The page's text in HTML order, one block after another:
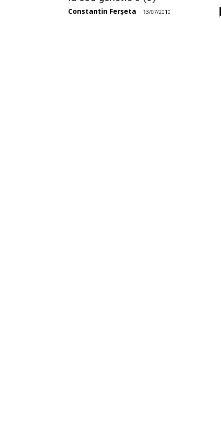
Constantin Ferșeta - 13/07/2010